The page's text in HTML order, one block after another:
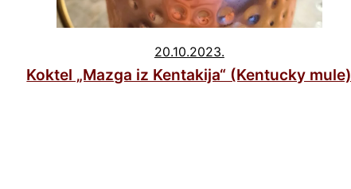
20.10.2023.
Koktel „Mazga iz Kentakija“ (Kentucky mule)